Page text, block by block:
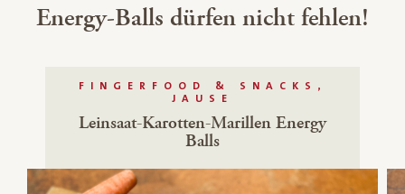
Energy-Balls dürfen nicht fehlen!
FINGERFOOD & SNACKS,
JAUSE
Leinsaat-Karotten-Marillen Energy
Balls